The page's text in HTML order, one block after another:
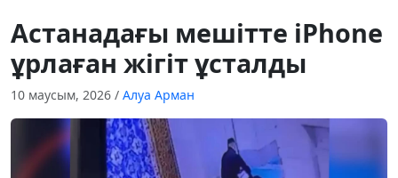
Астанадағы мешітте iPhone
ұрлаған жігіт ұсталды
10 маусым, 2026 / Алуа Арман